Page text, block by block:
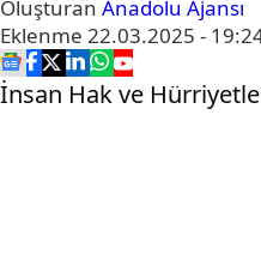
Oluşturan Anadolu Ajansı
Eklenme 22.03.2025 -
İnsan Hak ve